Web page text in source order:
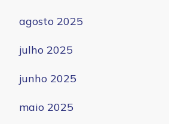
agosto 2025
julho 2025
junho 2025
maio 2025